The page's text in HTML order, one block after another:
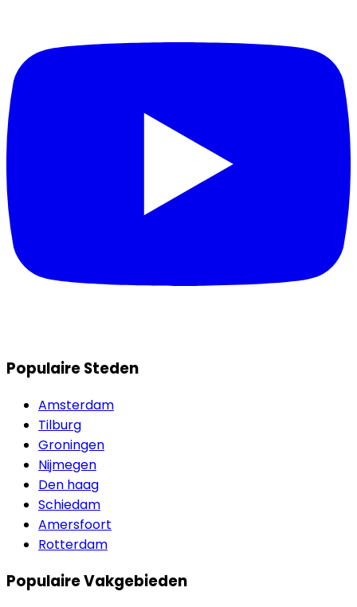
Populaire Steden
Amsterdam
Tilburg
Groningen
Nijmegen
Den haag
Schiedam
Amersfoort
Rotterdam
Populaire Vakgebieden